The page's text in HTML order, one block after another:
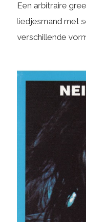
Een arbitraire
liedjesmand met
verschillende